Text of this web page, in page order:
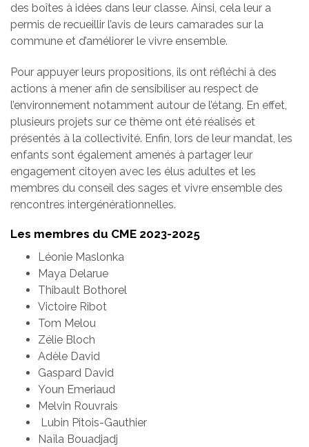
des boîtes à idées dans leur classe. Ainsi, cela leur a
permis de recueillir l’avis de leurs camarades sur la
commune et d’améliorer le vivre ensemble.
Pour appuyer leurs propositions, ils ont réfléchi à des
actions à mener afin de sensibiliser au respect de
l’environnement notamment autour de l’étang. En effet,
plusieurs projets sur ce thème ont été réalisés et
présentés à la collectivité. Enfin, lors de leur mandat, les
enfants sont également amenés à partager leur
engagement citoyen avec les élus adultes et les
membres du conseil des sages et vivre ensemble des
rencontres intergénérationnelles.
Les membres du CME 2023-2025
Léonie Maslonka
Maya Delarue
Thibault Bothorel
Victoire Ribot
Tom Melou
Zélie Bloch
Adèle David
Gaspard David
Youn Emeriaud
Melvin Rouvrais
Lubin Pitois-Gauthier
Naïla Bouadjadj